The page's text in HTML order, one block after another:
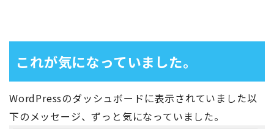
これが気になっていました。
WordPressのダッシュボードに表示されていました以
下のメッセージ、ずっと気になっていました。